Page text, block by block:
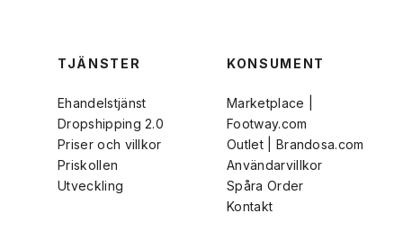
TJÄNSTER
Ehandelstjänst
Dropshipping 2.0
Priser och villkor
Priskollen
Utveckling
KONSUMENT
Marketplace |
Footway.com
Outlet | Brandosa.com
Användarvillkor
Spåra Order
Kontakt